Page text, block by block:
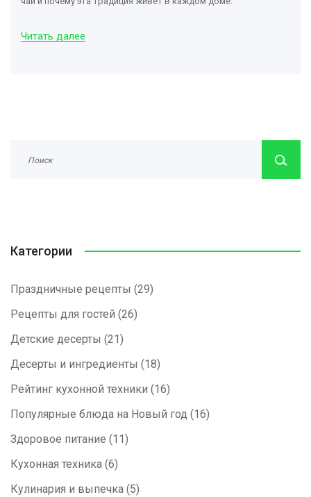
Читать далее
Категории
Праздничные рецепты (29)
Рецепты для гостей (26)
Детские десерты (21)
Десерты и ингредиенты (18)
Рейтинг кухонной техники (16)
Популярные блюда на Новый год (16)
Здоровое питание (11)
Кухонная техника (6)
Кулинария и выпечка (5)